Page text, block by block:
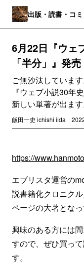
出版・読書・コ
6月22日『ウ
「半分」』発売
ご無沙汰していま
『ウェブ小説30年
新しい単著が出ます
飯田一史 ichishi iida
https://
エブリスタ運営の
説書籍化クロニク
ページの大著となっ
興味のある方には
すので、ぜひ買っ
す。